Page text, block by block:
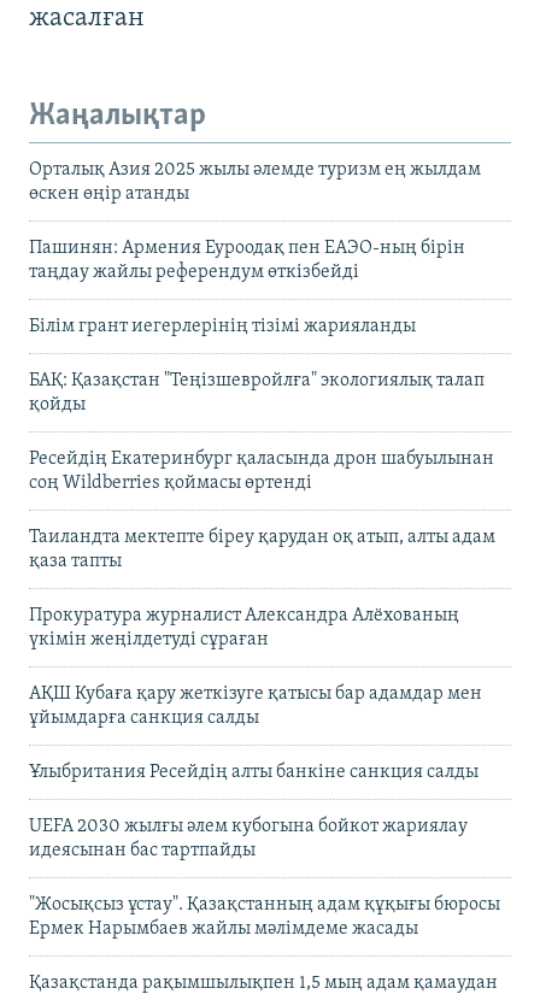
жасалған
Жаңалықтар
Орталық Азия 2025 жылы әлемде туризм ең жылдам
өскен өңір атанды
Пашинян: Армения Еуроодақ пен ЕАЭО-ның бірін
таңдау жайлы референдум өткізбейді
Білім грант иегерлерінің тізімі жарияланды
БАҚ: Қазақстан "Теңізшевройлға" экологиялық талап
қойды
Ресейдің Екатеринбург қаласында дрон шабуылынан
соң Wildberries қоймасы өртенді
Таиландта мектепте біреу қарудан оқ атып, алты адам
қаза тапты
Прокуратура журналист Александра Алёхованың
үкімін жеңілдетуді сұраған
АҚШ Кубаға қару жеткізуге қатысы бар адамдар мен
ұйымдарға санкция салды
Ұлыбритания Ресейдің алты банкіне санкция салды
UEFA 2030 жылғы әлем кубогына бойкот жариялау
идеясынан бас тартпайды
"Жосықсыз ұстау". Қазақстанның адам құқығы бюросы
Ермек Нарымбаев жайлы мәлімдеме жасады
Қазақстанда рақымшылықпен 1,5 мың адам қамаудан